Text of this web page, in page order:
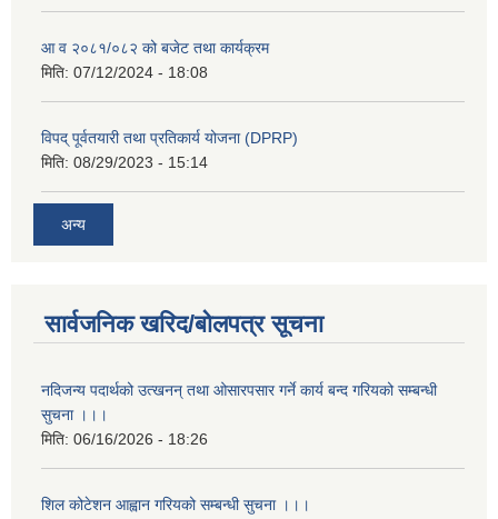
आ व २०८१/०८२ को बजेट तथा कार्यक्रम
मिति: 07/12/2024 - 18:08
विपद् पूर्वतयारी तथा प्रतिकार्य योजना (DPRP)
मिति: 08/29/2023 - 15:14
अन्य
सार्वजनिक खरिद/बोलपत्र सूचना
नदिजन्य पदार्थको उत्खनन् तथा ओसारपसार गर्ने कार्य बन्द गरियको सम्बन्धी
सुचना ।।।
मिति: 06/16/2026 - 18:26
शिल कोटेशन आह्वान गरियको सम्बन्धी सुचना ।।।